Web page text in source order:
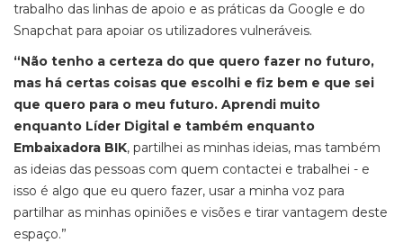
trabalho das linhas de apoio e as práticas da Google e do
Snapchat para apoiar os utilizadores vulneráveis.
“Não tenho a certeza do que quero fazer no futuro,
mas há certas coisas que escolhi e fiz bem e que sei
que quero para o meu futuro. Aprendi muito
enquanto Líder Digital e também enquanto
Embaixadora BIK, partilhei as minhas ideias, mas também
as ideias das pessoas com quem contactei e trabalhei - e
isso é algo que eu quero fazer, usar a minha voz para
partilhar as minhas opiniões e visões e tirar vantagem deste
espaço.”